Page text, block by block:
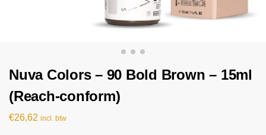
Nuva Colors – 90 Bold Brown – 15ml
(Reach-conform)
€26,62 incl. btw